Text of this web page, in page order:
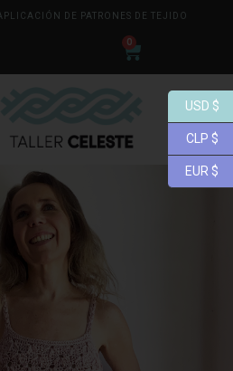
DE PATRONES DE TEJIDO
0
USD $
CLP $
EUR $